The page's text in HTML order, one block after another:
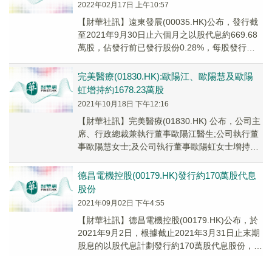
2022年02月17日 上午10:57
【財華社訊】遠東發展(00035.HK)公布，發行截
至2021年9月30日止六個月之以股代息約669.68
萬股，佔發行前已發行股份0.28%，每股發行價
完美醫療(01830.HK):歐陽江、歐陽慧及歐陽
虹增持約1678.23萬股
2021年10月18日 下午12:16
【財華社訊】完美醫療(01830.HK) 公布，公司主
席、行政總裁兼執行董事歐陽江醫生;公司執行董
事歐陽慧女士;及公司執行董事歐陽虹女士增持公
德昌電機控股(00179.HK)發行約170萬股代息
股份
2021年09月02日 下午4:55
【財華社訊】德昌電機控股(00179.HK)公布，於
2021年9月2日，根據截止2021年3月31日止末期
股息的以股代息計劃發行約170萬股代息股份，佔